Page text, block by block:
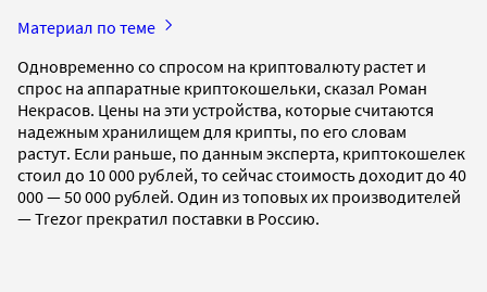
Материал по теме
Одновременно со спросом на криптовалюту растет и
спрос на аппаратные криптокошельки, сказал Роман
Некрасов. Цены на эти устройства, которые считаются
надежным хранилищем для крипты, по его словам
растут. Если раньше, по данным эксперта, криптокошелек
стоил до 10 000 рублей, то сейчас стоимость доходит до 40
000 — 50 000 рублей. Один из топовых их производителей
— Trezor прекратил поставки в Россию.